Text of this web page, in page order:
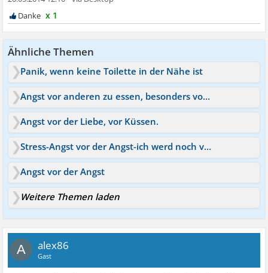
x 1
Ähnliche Themen
Panik, wenn keine Toilette in der Nähe ist
Angst vor anderen zu essen, besonders vor partnern
Angst vor der Liebe, vor Küssen.
Stress-Angst vor der Angst-ich werd noch verrückt!
Angst vor der Angst
Weitere Themen laden
A alex86
Gast